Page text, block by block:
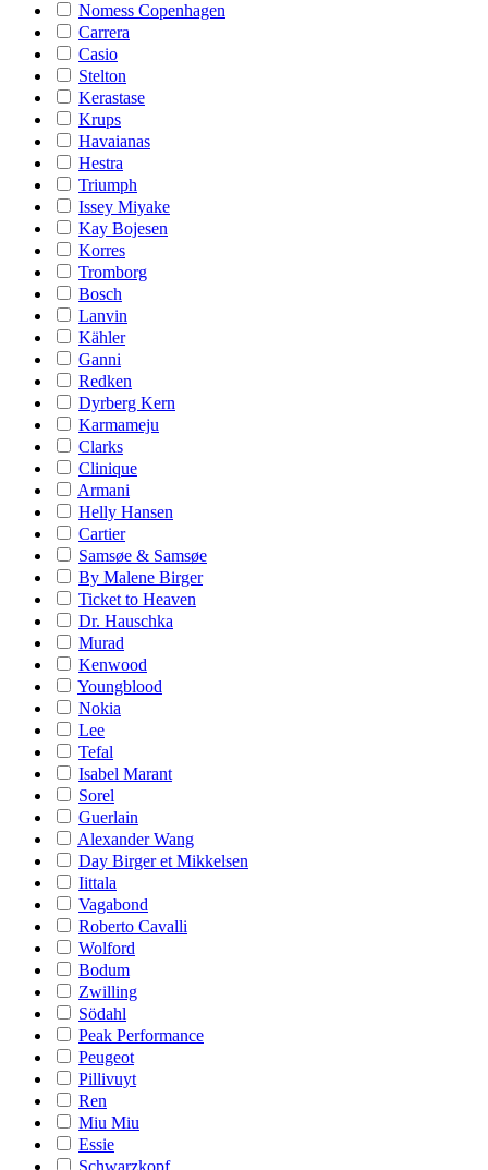
Nomess Copenhagen
Carrera
Casio
Stelton
Kerastase
Krups
Havaianas
Hestra
Triumph
Issey Miyake
Kay Bojesen
Korres
Tromborg
Bosch
Lanvin
Kähler
Ganni
Redken
Dyrberg Kern
Karmameju
Clarks
Clinique
Armani
Helly Hansen
Cartier
Samsøe & Samsøe
By Malene Birger
Ticket to Heaven
Dr. Hauschka
Murad
Kenwood
Youngblood
Nokia
Lee
Tefal
Isabel Marant
Sorel
Guerlain
Alexander Wang
Day Birger et Mikkelsen
Iittala
Vagabond
Roberto Cavalli
Wolford
Bodum
Zwilling
Södahl
Peak Performance
Peugeot
Pillivuyt
Ren
Miu Miu
Essie
Schwarzkopf